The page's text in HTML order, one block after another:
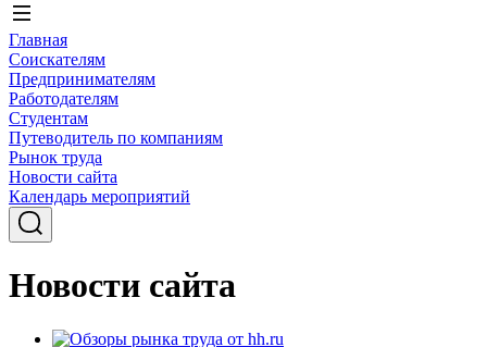
Главная
Соискателям
Предпринимателям
Работодателям
Студентам
Путеводитель по компаниям
Рынок труда
Новости сайта
Календарь мероприятий
Новости сайта